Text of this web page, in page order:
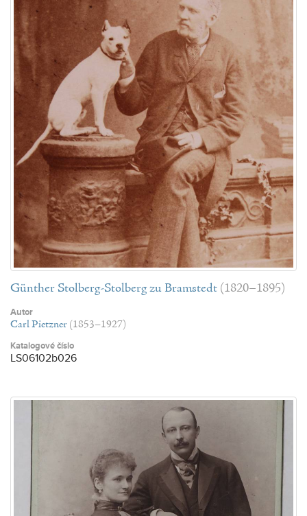
Günther Stolberg-Stolberg zu Bramstedt (1820–1895)
Autor
Carl Pietzner (1853–1927)
Katalogové číslo
LS06102b026